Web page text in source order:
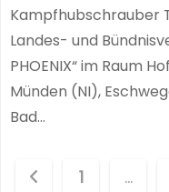
Kampfhubschrauber
Landes- und
PHOENIX“ im Raum
Münden (NI),
Bad…
1 …